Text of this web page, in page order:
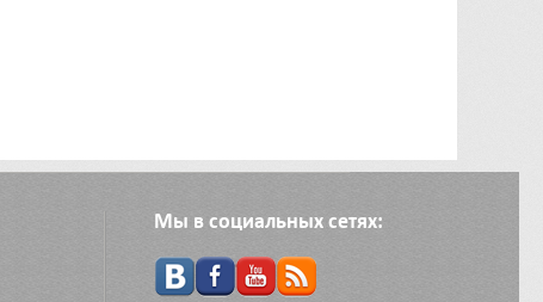
Мы в социальных сетях: